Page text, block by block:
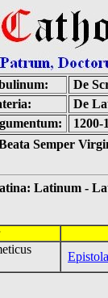
De
De
1200-
Semper
Latinum -